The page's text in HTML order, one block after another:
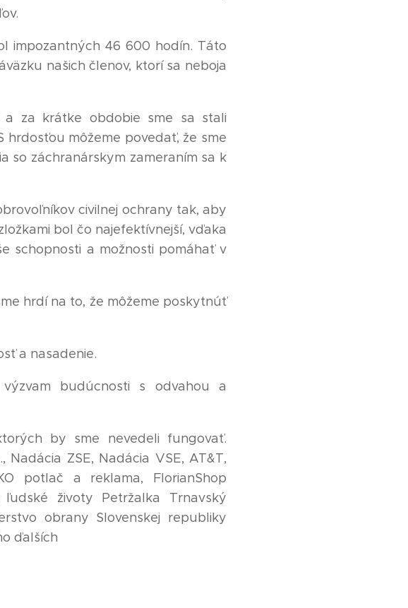
impozantných 46 600 hodín. Táto
našich členov, ktorí sa neboja
a za krátke obdobie sme sa stali
hrdosťou môžeme povedať, že sme
so záchranárskym zameraním sa k
civilnej ochrany tak, aby
bol čo najefektívnejší, vďaka
schopnosti a možnosti pomáhať v
hrdí na to, že môžeme poskytnúť
a nasadenie.
budúcnosti s odvahou a
by sme nevedeli fungovať.
ZSE, Nadácia VSE, AT&T,
potlač a reklama, FlorianShop
životy Petržalka Trnavský
obrany Slovenskej republiky
ďalších